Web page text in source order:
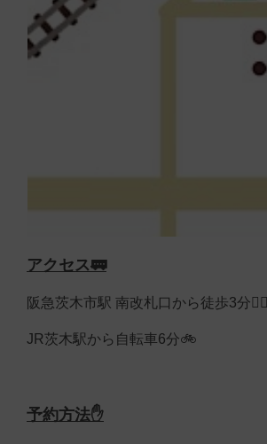
アクセス🚃
阪急茨木市駅 南改札口から徒歩3分🚶‍♀️
JR茨木駅から自転車6分🚲
予約方法✋